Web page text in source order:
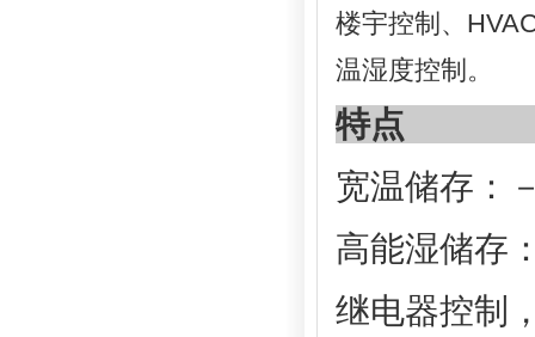
楼宇控制、
温湿度控制。
特点
宽温储存：
高能湿储存
继电器控制